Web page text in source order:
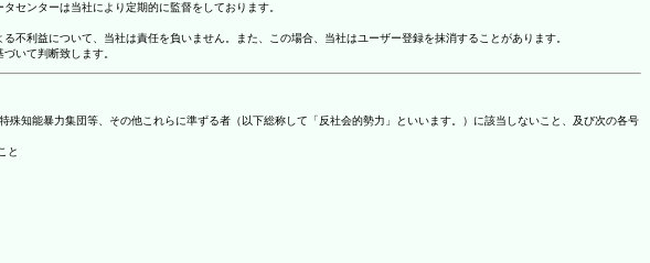
センターは当社により定期的に監督をしております。
利益について、当社は責任を負いません。また、この場合、当社はユーザー登録を抹消することがあります。
いて判断致します。
知能暴力集団等、その他これらに準ずる者（以下総称して「反社会的勢力」といいます。）に該当しないこと、及び次の各号
と